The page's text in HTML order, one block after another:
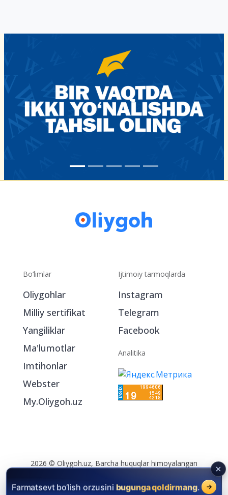
Bo‘limlar
Oliygohlar
Milliy sertifikat
Yangiliklar
Ma'lumotlar
Imtihonlar
Webster
My.Oliygoh.uz
Ijtimoiy tarmoqlarda
Instagram
Telegram
Facebook
Analitika
2026 © Oliygoh.uz, Barcha huquqlar himoyalangan
Farmatsevt bo‘lish orzusini bugunga qoldirmang.